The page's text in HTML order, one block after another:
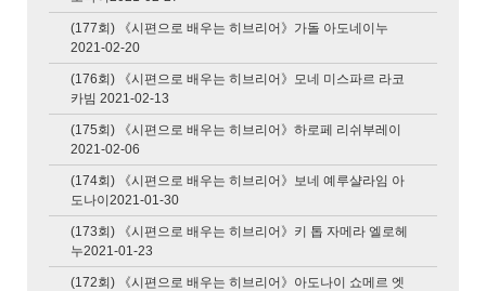
(177회) 《시편으로 배우는 히브리어》가돌 아도네이누
2021-02-20
(176회) 《시편으로 배우는 히브리어》모네 미스파르 라코
카빔 2021-02-13
(175회) 《시편으로 배우는 히브리어》하로페 리쉬부레이
2021-02-06
(174회) 《시편으로 배우는 히브리어》보네 예루샬라임 아
도나이2021-01-30
(173회) 《시편으로 배우는 히브리어》키 톱 자메라 엘로헤
누2021-01-23
(172회) 《시편으로 배우는 히브리어》아도나이 쇼메르 엣